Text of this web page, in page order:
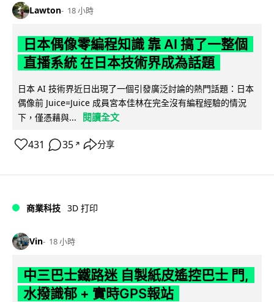
Lawton 18 小時
日本偶像零編程知識 靠 AI 搞了一整個
直播系統 在日本技術界成為話題
日本 AI 技術界近日出現了一個引發廣泛討論的熱門話題：日本
偶像前 Juice=Juice 成員宮本佳林在完全沒有編程經驗的情況
下，僅憑藉與...
閱讀全文
431 35 ↗ 分享
商業科技 3D 打印
Vin 18 小時
中三巴士鐵路迷 自製紙皮遙控巴士 門,
水撥識郁 + 實時GPS報站